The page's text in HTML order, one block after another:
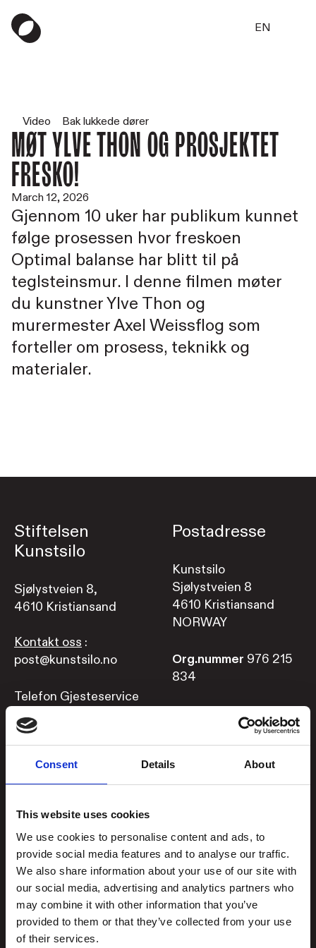
Consent Details About
This website uses cookies
We use cookies to personalise content and ads, to
provide social media features and to analyse our traffic.
We also share information about your use of our site with
our social media, advertising and analytics partners who
may combine it with other information that you’ve
provided to them or that they’ve collected from your use
of their services.
EN
Video Bak lukkede dører
Møt Ylve Thon og prosjektet
Fresko!
March 12, 2026
Gjennom 10 uker har publikum kunnet
følge prosessen hvor freskoen
Optimal balanse har blitt til på
teglsteinsmur. I denne filmen møter
du kunstner Ylve Thon og
murermester Axel Weissflog som
forteller om prosess, teknikk og
materialer.
Stiftelsen
Kunstsilo
Sjølystveien 8,
4610 Kristiansand
Kontakt oss :
post@kunstsilo.no
Telefon Gjesteservice
+47 38 07 49 00
besvares i
Booke bord i Brasseri?
ring +47 919 97 455
Postadresse
Kunstsilo
Sjølystveien 8
4610 Kristiansand
NORWAY
Org.nummer 976 215
834
Åpningstider
Utstillingene
Man, tirs, lør og søn: 11–17
Ons, tors og fre: 11–21